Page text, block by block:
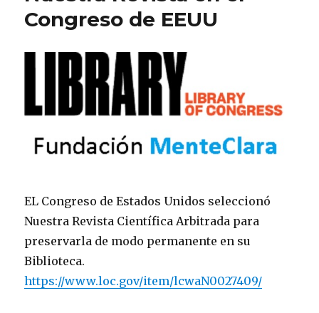
Congreso de EEUU
EL Congreso de Estados Unidos seleccionó
Nuestra Revista Científica Arbitrada para
preservarla de modo permanente en su
Biblioteca.
https://www.loc.gov/item/lcwaN0027409/